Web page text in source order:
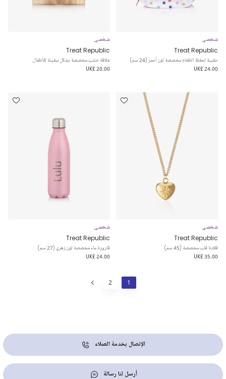
شخصي
Treat Republic
حقيبة لحفظ الطعام مخصصة لون أحمر (24 سم)
UK£ 24.00
شخصي
Treat Republic
علاقة خشب مخصصة بشكل سفينة للأطفال
UK£ 20.00
شخصي
Treat Republic
قلادة قلب مخصصة (45 سم)
UK£ 35.00
شخصي
Treat Republic
قارورة ماء مخصصة لون زهري (27 سم)
UK£ 24.00
1
2
الإتصال بخدمة العملاء
أرسل لنا رسالة